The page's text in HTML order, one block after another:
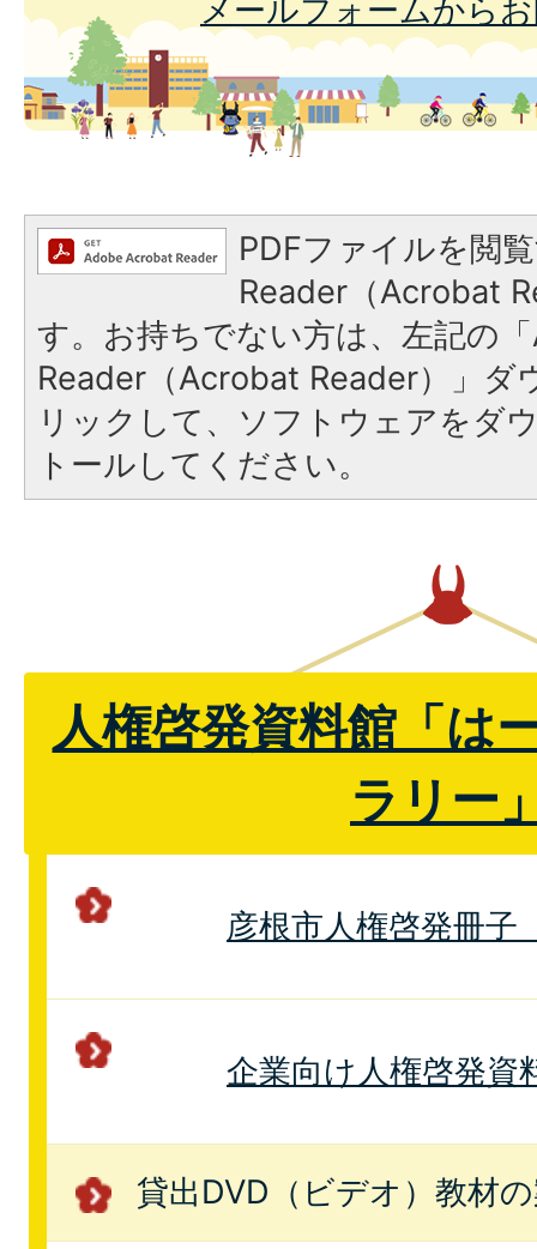
メールフォームから
PDFファイルを閲
Reader（Acrobat
す。お持ちでない方は、左記の
Reader（Acrobat Reader）」ダ
リックして、ソフトウェアをダ
トールしてください。
人権啓発資料館「は
ラリー
彦根市人権啓発冊子
企業向け人権啓発資
貸出DVD（ビデオ）教材